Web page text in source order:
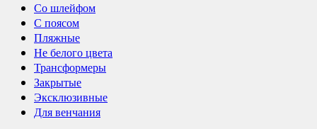
Со шлейфом
С поясом
Пляжные
Не белого цвета
Трансформеры
Закрытые
Эксклюзивные
Для венчания